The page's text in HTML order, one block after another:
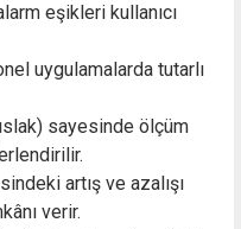
eşikleri kullanıcı
uygulamalarda tutarlı
sayesinde ölçüm
artış ve azalışı
verir.